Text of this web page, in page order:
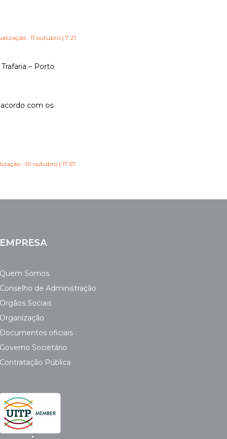
: 11 outubro | 7:21
– Porto
com os
: 10 outubro | 17:57
EMPRESA
Quem Somos
Conselho de Administração
Orgãos Sociais
Organização
Documentos oficiais
Governo Societário
Contratação Pública